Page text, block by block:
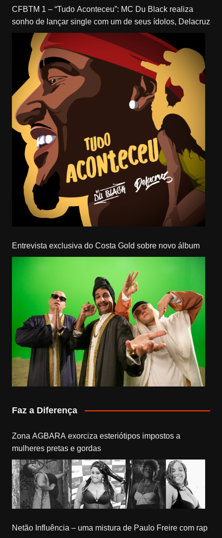
CFBTM 1 – “Tudo Aconteceu”: MC Du Black realiza
sonho de lançar single com um de seus ídolos, Delacruz
Entrevista exclusiva do Costa Gold sobre novo álbum
Faz a Diferença
Zona AGBARA exorciza esteriótipos impostos a
mulheres pretas e gordas
Netão Influência – uma mistura de Paulo Freire com rap